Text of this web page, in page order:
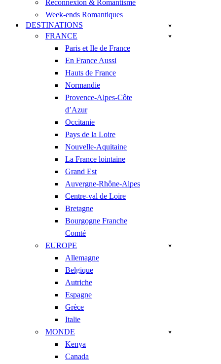
Reconnexion & Romantisme
Week-ends Romantiques
DESTINATIONS
FRANCE
Paris et Ile de France
En France Aussi
Hauts de France
Normandie
Provence-Alpes-Côte
d’Azur
Occitanie
Pays de la Loire
Nouvelle-Aquitaine
La France lointaine
Grand Est
Auvergne-Rhône-Alpes
Centre-val de Loire
Bretagne
Bourgogne Franche
Comté
EUROPE
Allemagne
Belgique
Autriche
Espagne
Grèce
Italie
MONDE
Kenya
Canada